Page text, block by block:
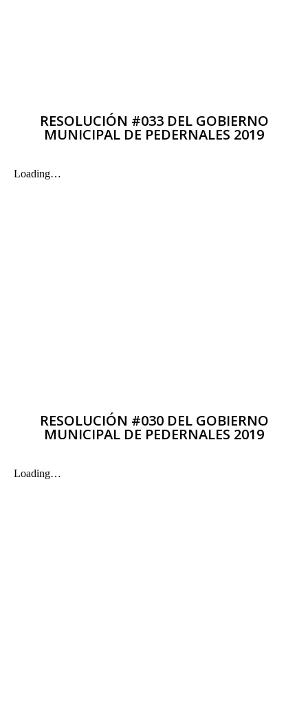
RESOLUCIÓN #033 DEL GOBIERNO
MUNICIPAL DE PEDERNALES 2019
RESOLUCIÓN #030 DEL GOBIERNO
MUNICIPAL DE PEDERNALES 2019